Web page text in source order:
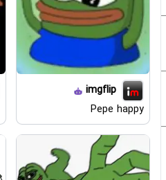
imgflip
Pepe happy